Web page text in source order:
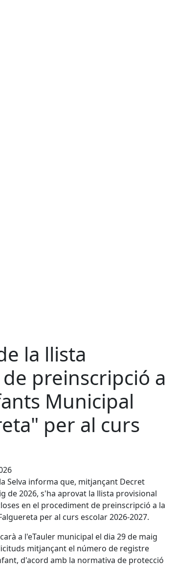
la llista
preinscripció a
Municipal
per al curs
Selva informa que, mitjançant Decret
de 2026, s'ha aprovat la llista provisional
en el procediment de preinscripció a la
per al curs escolar 2026-2027.
a l'eTauler municipal el dia 29 de maig
mitjançant el número de registre
d'acord amb la normativa de protecció